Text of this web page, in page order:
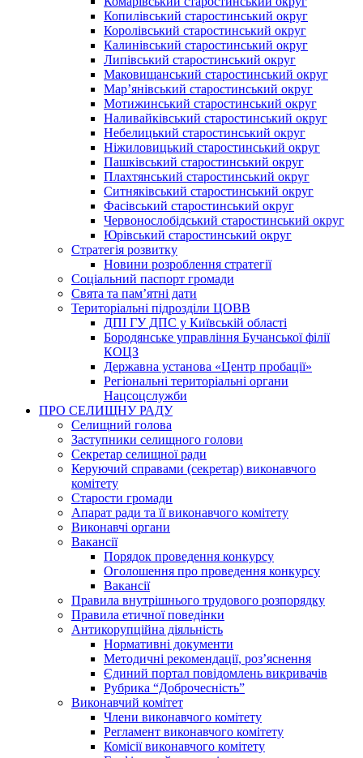
Копилівський старостинський округ
Королівський старостинський округ
Калинівський старостинський округ
Липівський старостинський округ
Маковищанський старостинський округ
Мар’янівський старостинський округ
Мотижинський старостинський округ
Наливайківський старостинський округ
Небелицький старостинський округ
Ніжиловицький старостинський округ
Пашківський старостинський округ
Плахтянський старостинський округ
Ситняківський старостинський округ
Фасівський старостинський округ
Червонослобідський старостинський округ
Юрівський старостинський округ
Стратегія розвитку
Новини розроблення стратегії
Соціальний паспорт громади
Свята та пам’ятні дати
Територіальні підрозділи ЦОВВ
ДПІ ГУ ДПС у Київській області
Бородянське управління Бучанської філії
КОЦЗ
Державна установа «Центр пробації»
Регіональні територіальні органи
Нацсоцслужби
ПРО СЕЛИЩНУ РАДУ
Селищний голова
Заступники селищного голови
Секретар селищної ради
Керуючий справами (секретар) виконавчого
комітету
Старости громади
Апарат ради та її виконавчого комітету
Виконавчі органи
Вакансії
Порядок проведення конкурсу
Оголошення про проведення конкурсу
Вакансії
Правила внутрішнього трудового розпорядку
Правила етичної поведінки
Антикорупційна діяльність
Нормативні документи
Методичні рекомендації, роз’яснення
Єдиний портал повідомлень викривачів
Рубрика “Доброчесність”
Виконавчий комітет
Члени виконавчого комітету
Регламент виконавчого комітету
Комісії виконавчого комітету